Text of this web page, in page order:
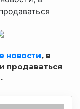
новости, в
продаваться